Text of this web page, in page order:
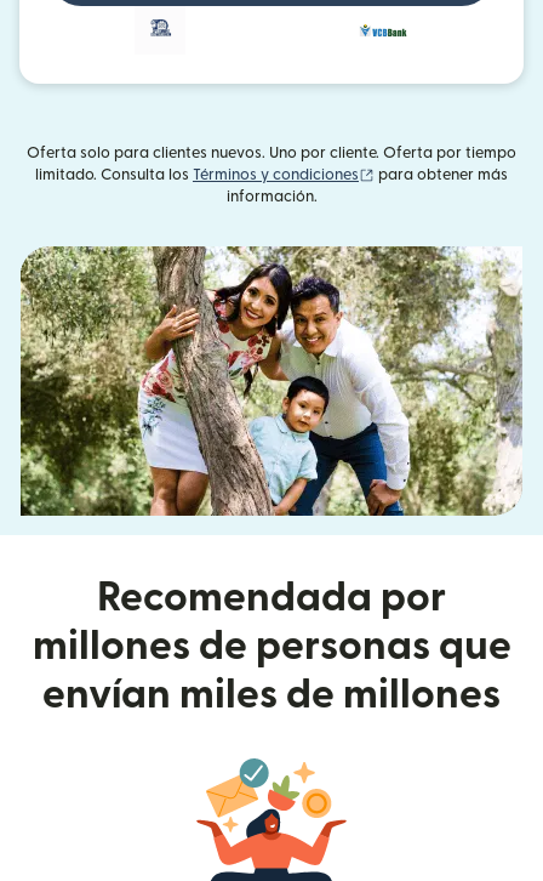
Oferta solo para clientes nuevos. Uno por cliente. Oferta por tiempo
limitado. Consulta los Términos y condiciones (se abre en una
para obtener más
información.
Recomendada por
millones de personas que
envían miles de millones